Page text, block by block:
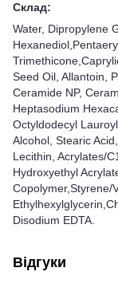
Склад:
Water, Dipropylene
Seed Oil, Allantoin,
Ceramide NP,
Heptasodium
Octyldodecyl
Alcohol, Stearic
Lecithin, Acrylates/​
Hydroxyethyl
Copolymer,Styrene/​
Disodium EDTA.
Відгуки